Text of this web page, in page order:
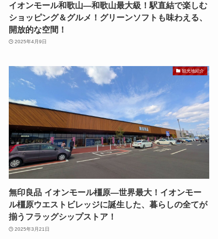
イオンモール和歌山—和歌山最大級！駅直結で楽しむ
ショッピング＆グルメ！グリーンソフトも味わえる、
開放的な空間！
2025年4月9日
観光地紹介
無印良品 イオンモール橿原—世界最大！イオンモー
ル橿原ウエストビレッジに誕生した、暮らしの全てが
揃うフラッグシップストア！
2025年3月21日